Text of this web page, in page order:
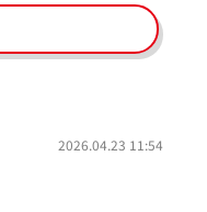
2026.04.23 11:54